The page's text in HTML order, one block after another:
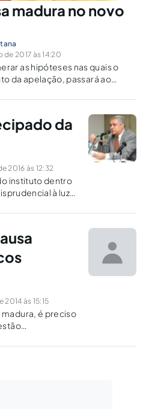
madura no novo
2017 às 14:20
as hipóteses nas quais o
da apelação, passará ao
âmbito de incidência.
da
2016 às 12:32
instituto dentro
à luz
às 15:15
madura, é preciso
é, dispense